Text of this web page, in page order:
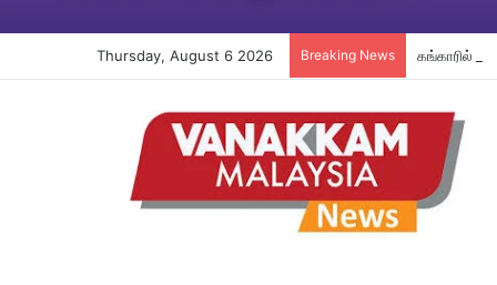
Thursday, August 6 2026 Breaking News கங்காரில்